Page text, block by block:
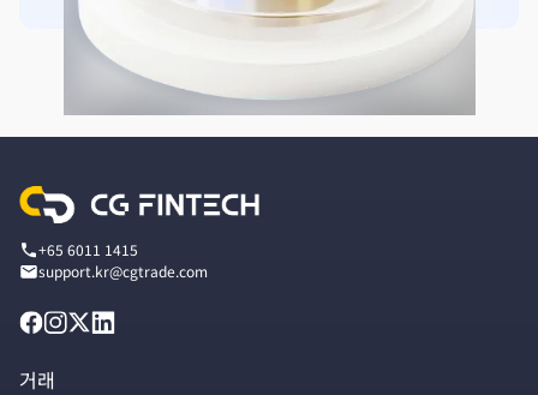
+65 6011 1415
support.kr@cgtrade.com
거래